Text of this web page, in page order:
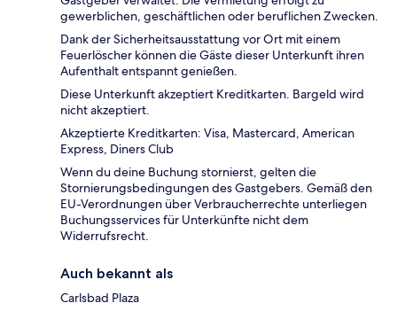
gewerblichen, geschäftlichen oder beruflichen Zwecken.
Dank der Sicherheitsausstattung vor Ort mit einem
Feuerlöscher können die Gäste dieser Unterkunft ihren
Aufenthalt entspannt genießen.
Diese Unterkunft akzeptiert Kreditkarten. Bargeld wird
nicht akzeptiert.
Akzeptierte Kreditkarten: Visa, Mastercard, American
Express, Diners Club
Wenn du deine Buchung stornierst, gelten die
Stornierungsbedingungen des Gastgebers. Gemäß den
EU-Verordnungen über Verbraucherrechte unterliegen
Buchungsservices für Unterkünfte nicht dem
Widerrufsrecht.
Auch bekannt als
Carlsbad Plaza